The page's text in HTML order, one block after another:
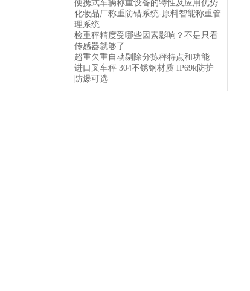
便携式车辆称重设备的特性及应用优势
化妆品厂称重防错系统-原料智能称重管
理系统
检重秤精度受哪些因素影响？不是只看
传感器就够了
超重欠重自动剔除分拣秤特点和功能
进口叉车秤 304不锈钢材质 IP69k防护
防爆可选